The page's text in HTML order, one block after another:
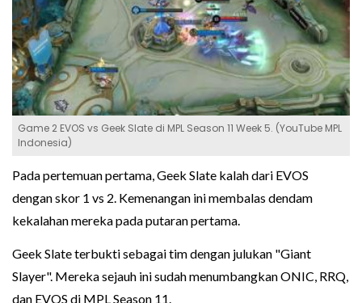
Game 2 EVOS vs Geek Slate di MPL Season 11 Week 5. (YouTube MPL
Indonesia)
Pada pertemuan pertama, Geek Slate kalah dari EVOS
dengan skor 1 vs 2. Kemenangan ini membalas dendam
kekalahan mereka pada putaran pertama.
Geek Slate terbukti sebagai tim dengan julukan "Giant
Slayer". Mereka sejauh ini sudah menumbangkan ONIC, RRQ,
dan EVOS di MPL Season 11.